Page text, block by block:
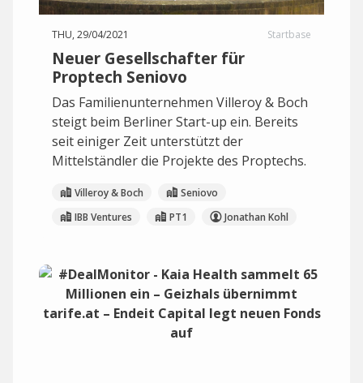
THU, 29/04/2021 Startbase
Neuer Gesellschafter für
Proptech Seniovo
Das Familienunternehmen Villeroy & Boch
steigt beim Berliner Start-up ein. Bereits
seit einiger Zeit unterstützt der
Mittelständler die Projekte des Proptechs.
Villeroy & Boch
Seniovo
IBB Ventures
PT1 Jonathan Kohl